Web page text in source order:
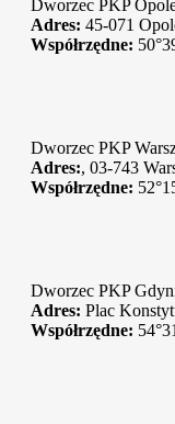
Dworzec PKP
Adres: 45-071
Współrzędne:
Dworzec PKP
Adres:, 03-743
Współrzędne:
Dworzec PKP
Adres: Plac
Współrzędne: